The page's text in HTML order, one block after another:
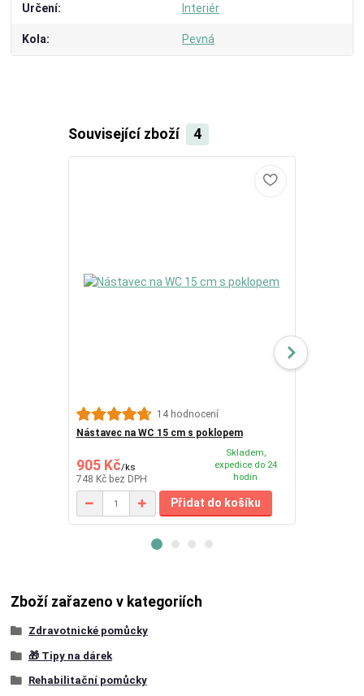
Určení Interiér
Kola Pevná
Související zboží 4
14 hodnocení
Nástavec na WC 15 cm s poklopem
905 Kč/ks
748 Kč bez DPH
Skladem,
expedice do 24
hodin
Přidat do košíku
Zboží zařazeno v kategoriích
Zdravotnické pomůcky
🎁 Tipy na dárek
Rehabilitační pomůcky